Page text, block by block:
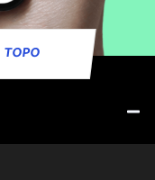
TOPO